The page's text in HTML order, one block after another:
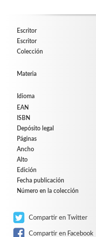
Escritor
Escritor
Colección
Materia
Idioma
EAN
ISBN
Depósito legal
Páginas
Ancho
Alto
Edición
Fecha publicación
Número en la colección
Compartir en Twitter
Compartir en Facebook